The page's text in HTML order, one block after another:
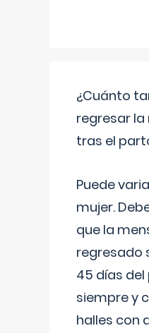
¿Cuánto
regresar
tras el
Puede
mujer.
que la
regresado
45 días
siempre y
halles con